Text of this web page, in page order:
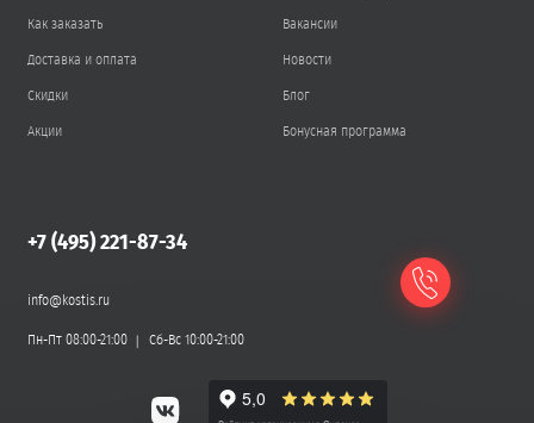
Как заказать
Доставка и оплата
Скидки
Акции
Вакансии
Новости
Блог
Бонусная программа
+7 (495) 221-87-34
info@kostis.ru
Пн-Пт 08:00-21:00 Сб-Вс 10:00-21:00